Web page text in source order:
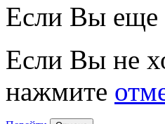
Если Вы еще
Если Вы не
нажмите